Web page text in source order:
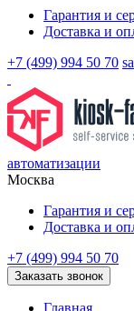
Гарантия и
Доставка и
+7 (499) 994 50 70
автоматизации
Москва
Гарантия и
Доставка и
+7 (499) 994 50 70
Заказать звонок
Главная